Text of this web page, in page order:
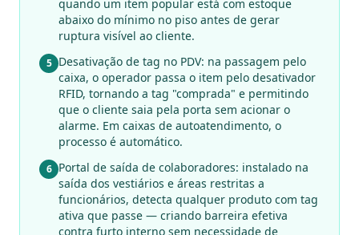
quando um item popular está com estoque
abaixo do mínimo no piso antes de gerar
ruptura visível ao cliente.
5 Desativação de tag no PDV: na passagem pelo
caixa, o operador passa o item pelo desativador
RFID, tornando a tag "comprada" e permitindo
que o cliente saia pela porta sem acionar o
alarme. Em caixas de autoatendimento, o
processo é automático.
6 Portal de saída de colaboradores: instalado na
saída dos vestiários e áreas restritas a
funcionários, detecta qualquer produto com tag
ativa que passe — criando barreira efetiva
contra furto interno sem necessidade de